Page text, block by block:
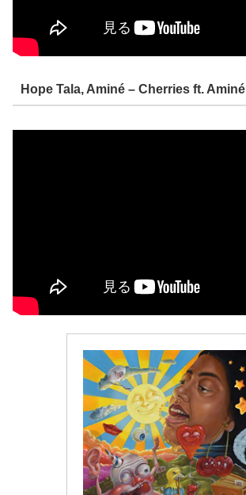
Hope Tala, Aminé – Cherries ft. Aminé